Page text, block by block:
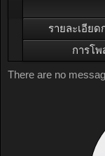
รายละเอีย
การโพ
There are no